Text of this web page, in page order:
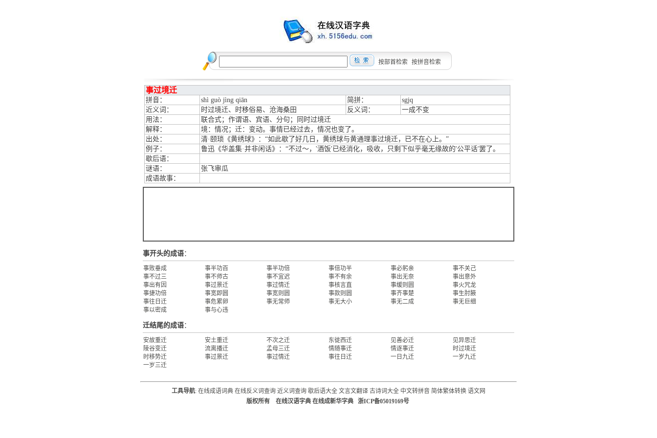
按部首检索 按拼音检索
事过境迁
拼音： shì guò jìng qiān 简拼：
sgjq
近义词：
时过境迁、时移俗易、沧海桑田 反义词：
一成不变
用法：
联合式；作谓语、宾语、分句；同时过境迁
解释：
境：情况；迁：变动。事情已经过去，情况也变了。
出处：
清·颐琐《黄绣球》：“如此歇了好几日，黄绣球与黄通理事过境迁，已不在心上。”
例子：
鲁迅《华盖集·并非闲话》：“不过～，'酒饭'已经消化，吸收，只剩下似乎毫无缘故的'公平话'罢了。
歇后语：
谜语：
张飞审瓜
成语故事：
事开头的成语：
事败垂成 事半功百 事半功倍 事倍功半 事必躬亲
事不关己
事不过三
事不师古 事不宜迟 事不有余 事出无奈
事出意外
事出有因
事过景迁 事过情迁 事核言直 事缓则圆
事火咒龙
事捷功倍
事宽即圆 事宽则圆 事款则圆 事齐事楚
事生肘腋
事往日迁
事危累卵 事无常师 事无大小 事无二成
事无巨细
事以密成
事与心违
迁结尾的成语：
安故重迁 安土重迁 不次之迁 东徙西迁 见善必迁
见异思迁
陵谷变迁
流离播迁 孟母三迁 情随事迁 情逐事迁
时过境迁
时移势迁
事过景迁 事过情迁 事往日迁 一日九迁
一岁九迁
一岁三迁
工具导航: 在线成语词典 在线反义词查询 近义词查询 歇后语大全 文言文翻译 古诗词大全 中文转拼音 简体繁体转换 语文网
版权所有 在线汉语字典 在线成新华字典 浙ICP备05019169号